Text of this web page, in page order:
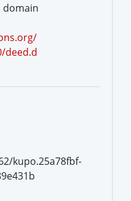
domain
deed.d
kupo.25a78fbf-